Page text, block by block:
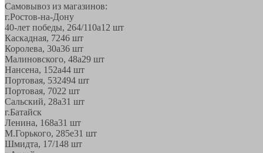
Самовывоз из магазинов:
г.Ростов-на-Дону
40-лет победы, 264/110а12 шт
Каскадная, 7246 шт
Королева, 30а36 шт
Малиновского, 48а29 шт
Нансена, 152а44 шт
Портовая, 532494 шт
Портовая, 7022 шт
Сальский, 28a31 шт
г.Батайск
Ленина, 168а31 шт
М.Горького, 285е31 шт
Шмидта, 17/148 шт